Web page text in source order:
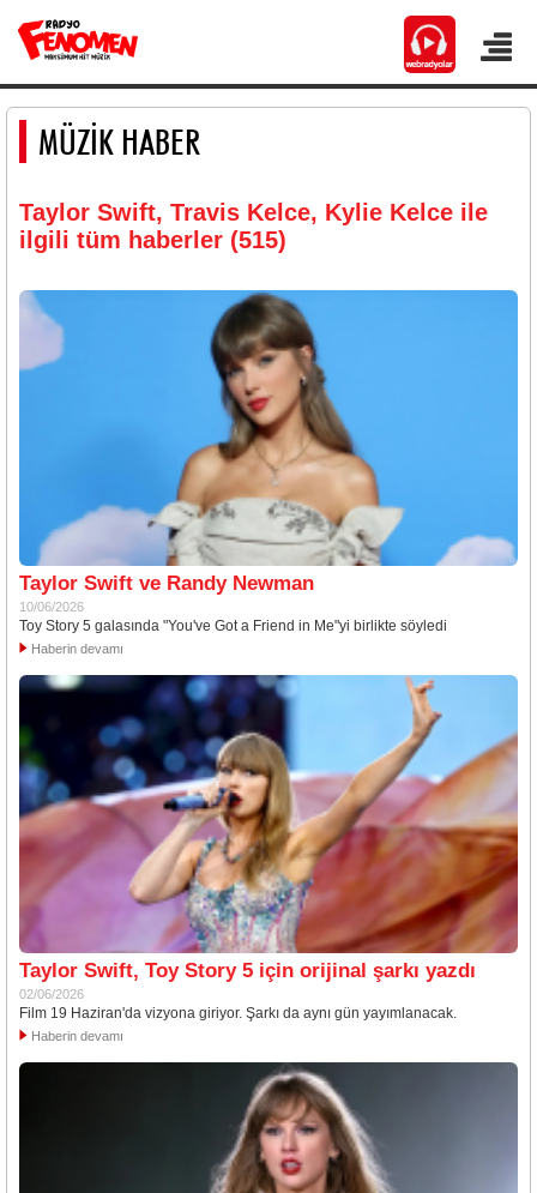
MÜZİK HABER
Taylor Swift, Travis Kelce, Kylie Kelce ile
ilgili tüm haberler (515)
Taylor Swift ve Randy Newman
10/06/2026
Toy Story 5 galasında "You've Got a Friend in Me"yi birlikte söyledi
Haberin devamı
Taylor Swift, Toy Story 5 için orijinal şarkı yazdı
02/06/2026
Film 19 Haziran'da vizyona giriyor. Şarkı da aynı gün yayımlanacak.
Haberin devamı